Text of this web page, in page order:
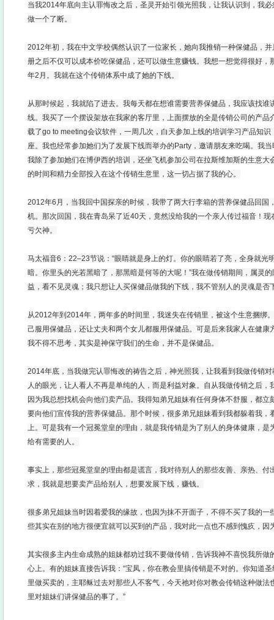
当我2014年底向主认罪悔改之后，圣灵开始引领光照我，让我认识到，我
做一个了断。
2012年初，我在中文学校偶然认识了一位家长，她向我推销一种保健品，
册之后不仅可以成本价吃保健品，还可以做生意赚钱。我想一想觉得很好
年2月。我就在这个传销体系中成了她的下线。
从那时候起，我就陷了进去。我每天都在想谁需要营养保健品，我应该找谁
线。我买了一个摆设架放在我家的客厅里，上面摆放的全是传销公司的产品
载了go to meeting会议软件，一周几次，白天参加上线的培训学习产品知
座。我也经常参加她们为了发展下线而举办的Party，邀请朋友来吃喝。我
我除了参加她们在博伊西的培训，还坐飞机参加公司在拉斯维加斯的生意大
的时间和精力全部投入在这个传销生意里，这一切占据了我的心。
2012年6月，当我回中国探亲的时候，我带了两大行李箱的营养保健品回国
机。那次回国，我在青岛呆了近40天，竟然没给我的一个亲人传过福音！
亏欠神。
马太福音6：22–23节说：“眼睛就是身上的灯。你的眼睛若了亮，全身就光
暗。你里头的光若黑暗了，那黑暗是何等的大呢！”我在做传销期间，属灵
益，看不见灵魂；我只想让人买保健品做我的下线，我不管别人的灵魂是否
从2012年到2014年，两年多的时间里，我迷失在传销里，被这个生意捆绑
己服用保健品，还让丈夫和两个女儿都服用保健品。可是后来我家人在健康
我不得不思考，其实是神保守我们的生命，并不是保健品。
2014年底，当我做完认罪悔改的祷告之后，神光照我，让我看到我做传销
人的眼光，让人看人不再是单纯的人，而是利益对象。自从我做传销之后，
因为我总想找机会向他们卖产品。我得知弟兄姐妹有任何身体不舒服，都立
要向他们宣传我的营养保健品。那个时候，很多弟兄姐妹看到我都躲着我，
上。可是我有一个冠冕堂皇的理由，就是我传销是为了别人的身体健康，是
给有需要的人。
事实上，那些冠冕堂皇的理由都是谎言，我对待别人的那些友善、亲热、付
求，我就是想要卖产品给别人，想要发展下线，赚钱。
很多弟兄姐妹当时因着爱我的缘故，也因为抹不开面子，不得不买了我的一
些其实在别的地方很便宜就可以买到的产品，我对此一点也不感到愧疚，因
其实很多主内生命成熟的姐妹都劝过我不要做传销，告诉我神不喜悦我所做
心上。有的姐妹直接告诉我：“宝凤，你在教会里搞传销是不对的。你知道
里做买卖的，主耶稣过去对那些人不客气，今天祂对你对教会传销这种做法
里对姐妹们讲保健品的事了。”